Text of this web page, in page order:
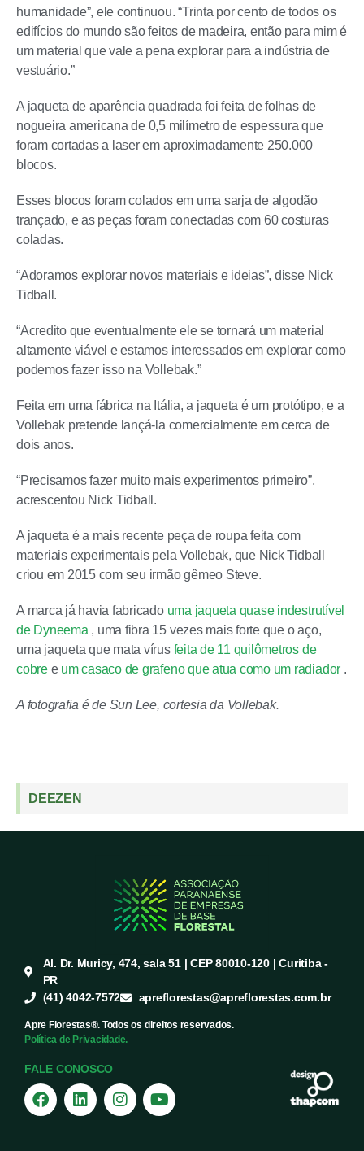
humanidade”, ele continuou. “Trinta por cento de todos os
edifícios do mundo são feitos de madeira, então para mim é
um material que vale a pena explorar para a indústria de
vestuário.”
A jaqueta de aparência quadrada foi feita de folhas de
nogueira americana de 0,5 milímetro de espessura que
foram cortadas a laser em aproximadamente 250.000
blocos.
Esses blocos foram colados em uma sarja de algodão
trançado, e as peças foram conectadas com 60 costuras
coladas.
“Adoramos explorar novos materiais e ideias”, disse Nick
Tidball.
“Acredito que eventualmente ele se tornará um material
altamente viável e estamos interessados ​​em explorar como
podemos fazer isso na Vollebak.”
Feita em uma fábrica na Itália, a jaqueta é um protótipo, e a
Vollebak pretende lançá-la comercialmente em cerca de
dois anos.
“Precisamos fazer muito mais experimentos primeiro”,
acrescentou Nick Tidball.
A jaqueta é a mais recente peça de roupa feita com
materiais experimentais pela Vollebak, que Nick Tidball
criou em 2015 com seu irmão gêmeo Steve.
A marca já havia fabricado uma jaqueta quase indestrutível
de Dyneema , uma fibra 15 vezes mais forte que o aço,
uma jaqueta que mata vírus feita de 11 quilômetros de
cobree um casaco de grafeno que atua como um radiador .
A fotografia é de Sun Lee, cortesia da Vollebak.
DEEZEN
Al. Dr. Muricy, 474, sala 51 | CEP 80010-120 | Curitiba -
PR
(41) 4042-7572
apreflorestas@apreflorestas.com.br
Apre Florestas®. Todos os direitos reservados.
Política de Privacidade.
FALE CONOSCO